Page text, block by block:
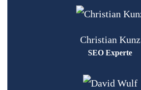
Christian Kunz
SEO Experte